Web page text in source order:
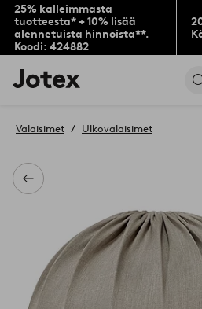
25% kalleimmasta
tuotteesta* + 10% lisää
alennetuista hinnoista**.
Koodi: 424882
Jotex-
logo
aloitussivulle
Takaisin
Valaisimet Ulkovalaisimet